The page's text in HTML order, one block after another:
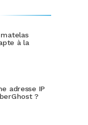
à la
adresse IP
?